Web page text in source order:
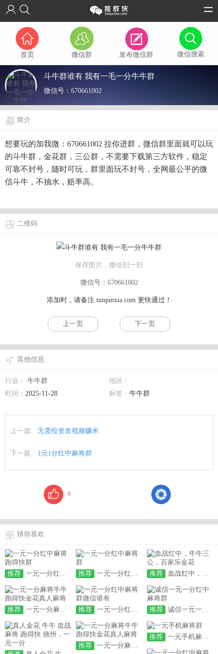
首页 微信群 发布微信群 微信搜索
斗牛群谁有 我有一毛一分牛牛群
微信号： 670661002
简介
想要玩的加我微：670661002 拉你进群，微信群里面就可以玩
的斗牛群，金花群，三公群，不需要下载第三方软件，稳定
可靠不封号，随时可玩，群里面玩不封号，全网最公平的微
信斗牛，不抽水，赔率高。
二维码
保存图片，微信扫一扫
微信号：670661002
添加时，请备注 tuiqunxia.com更快通过！
上一页 下一页
其他信息
行业： 牛牛群
地区：
时间： 2025-11-28 标签： 牛牛群
上一篇: 无需投资发视频赚米
下一篇: 1元1分红中麻将群
0
猜你喜欢
推荐 一元一分红中麻将跑得快群 推荐 一元一分红中麻将群 推荐 血战红中，牛牛三公，百家乐金花
推荐 一元一分麻将牛牛跑得快金花真人麻将 推荐 一元一分红中麻将群微信谁有 推荐 诚信一元一分红中麻将群
推荐 一元一分麻将牛牛跑得快金花真人麻将
推荐 一元手机麻将群